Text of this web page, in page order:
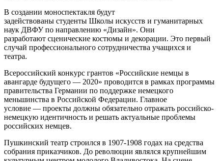
В создании моноспектакля будут
задействованы студенты Школы искусств и гуманитарных
наук ДВФУ по направлению «Дизайн». Они
разработают сценические костюмы и декорации. Это первый
случай профессионального сотрудничества учащихся и
театра.
Всероссийский конкурс грантов «Российские немцы в
авангарде будущего — 2020» проводится в рамках программы
правительства Германии по поддержке немецкого
меньшинства в Российской Федерации. Главное
условие — проекты должны обязательно отражать российско-
немецкую идентичность и решать актуальные проблемы
российских немцев.
Пушкинский театр строился в 1907-1908 годах на средства
собрания приказчиков. До революции являлся крупнейшим